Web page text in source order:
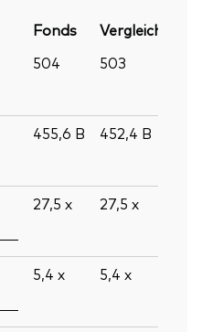
Fonds
504 503
455,6 B 452,4 B
27,5 x 27,5 x
5,4 x 5,4 x